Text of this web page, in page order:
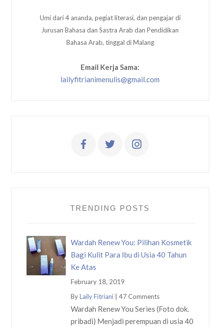
Umi dari 4 ananda, pegiat literasi, dan pengajar di
Jurusan Bahasa dan Sastra Arab dan Pendidikan
Bahasa Arab, tinggal di Malang
Email Kerja Sama:
lailyfitrianimenulis@gmail.com
TRENDING POSTS
Wardah Renew You: Pilihan Kosmetik
Bagi Kulit Para Ibu di Usia 40 Tahun
Ke Atas
February 18, 2019
ByLaily Fitriani| 47 Comments
Wardah Renew You Series (Foto dok.
pribadi) Menjadi perempuan di usia 40